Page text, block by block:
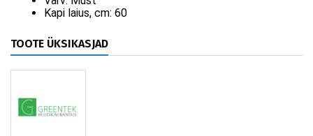
Kapi laius, cm: 60
TOOTE ÜKSIKASJAD